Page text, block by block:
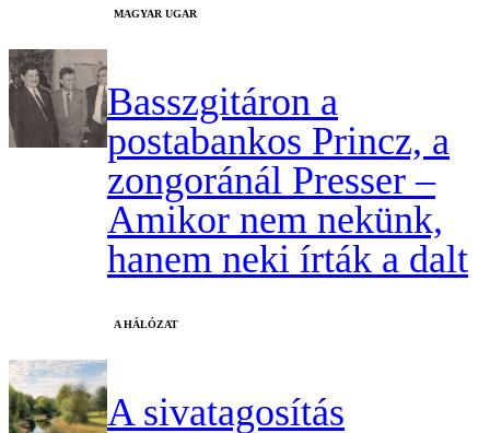
MAGYAR UGAR
Basszgitáron a
postabankos Princz, a
zongoránál Presser –
Amikor nem nekünk,
hanem neki írták a dalt
A HÁLÓZAT
A sivatagosítás